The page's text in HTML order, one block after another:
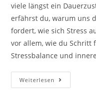
viele längst ein
erfährst du, warum uns
fordert, wie sich Stress
vor allem, wie du Schritt
Stressbalance und
Weiterlesen
Im